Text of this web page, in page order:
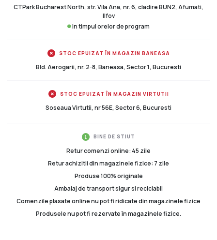
CTPark Bucharest North, str. Vila Ana, nr. 6, cladire BUN2, Afumati,
Ilfov
In timpul orelor de program
STOC EPUIZAT ÎN MAGAZIN BANEASA
Bld. Aerogarii, nr. 2-8, Baneasa, Sector 1, Bucuresti
STOC EPUIZAT ÎN MAGAZIN VIRTUTII
Soseaua Virtutii, nr 56E, Sector 6, Bucuresti
BINE DE STIUT
Retur comenzi online: 45 zile
Retur achizitii din magazinele fizice: 7 zile
Produse 100% originale
Ambalaj de transport sigur si reciclabil
Comenzile plasate online nu pot fi ridicate din magazinele fizice
Produsele nu pot fi rezervate în magazinele fizice.